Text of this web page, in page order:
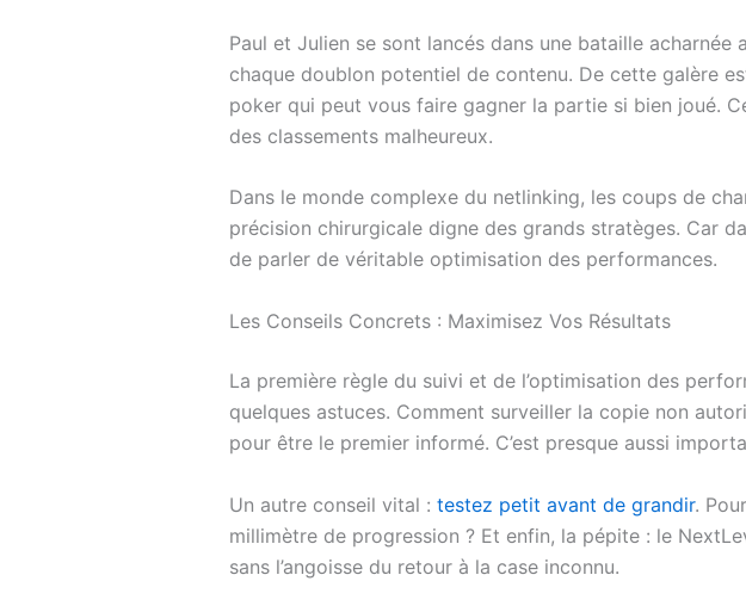
Paul et Julien se sont lancés dans une bataille acharnée
chaque doublon potentiel de contenu. De cette galère
poker qui peut vous faire gagner la partie si bien joué.
des classements malheureux.
Dans le monde complexe du netlinking, les coups de
précision chirurgicale digne des grands stratèges. Car
de parler de véritable optimisation des performances.
Les Conseils Concrets : Maximisez Vos Résultats
La première règle du suivi et de l’optimisation des
quelques astuces. Comment surveiller la copie non
pour être le premier informé. C’est presque aussi
Un autre conseil vital : testez petit avant de grandir.
millimètre de progression ? Et enfin, la pépite : le
sans l’angoisse du retour à la case inconnu.